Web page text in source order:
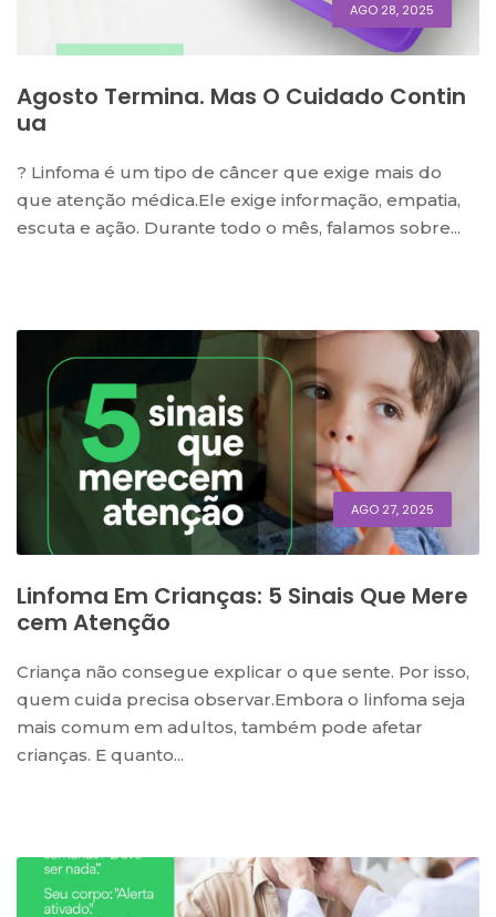
AGO 28, 2025
Agosto Termina. Mas O Cuidado Contin
Ua
? Linfoma é um tipo de câncer que exige mais do
que atenção médica.Ele exige informação, empatia,
escuta e ação. Durante todo o mês, falamos sobre...
AGO 27, 2025
Linfoma Em Crianças: 5 Sinais Que Mere
Cem Atenção
Criança não consegue explicar o que sente. Por isso,
quem cuida precisa observar.Embora o linfoma seja
mais comum em adultos, também pode afetar
crianças. E quanto...